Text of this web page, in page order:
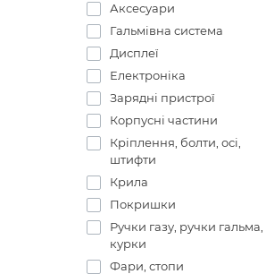
Аксесуари
Гальмівна система
Дисплеї
Електроніка
Зарядні пристрої
Корпусні частини
Кріплення, болти, осі,
штифти
Крила
Покришки
Ручки газу, ручки гальма,
курки
Фари, стопи